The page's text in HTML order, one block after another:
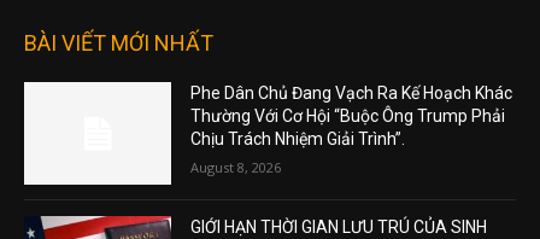
BÀI VIẾT MỚI NHẤT
Phe Dân Chủ Đang Vạch Ra Kế Hoạch Khác
Thường Với Cơ Hội “Buộc Ông Trump Phải
Chịu Trách Nhiệm Giải Trình”.
August 8, 2026
GIỚI HẠN THỜI GIAN LƯU TRÚ CỦA SINH